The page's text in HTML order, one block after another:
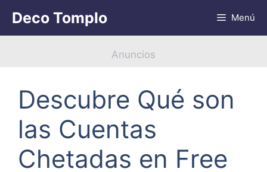
contenido
Deco Tomplo Menú
Anuncios
Descubre Qué son
las Cuentas
Chetadas en Free